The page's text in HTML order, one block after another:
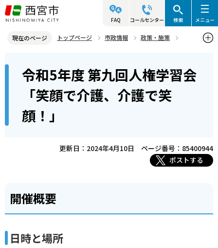
こ
の
ジ
す
FAQ コールセンター 検索 メニュー
現在のページ トップページ 市政情報
政策・施策
過去の人権学習会
令和5年度 第九回人権学習会「笑顔で介護、介護で笑顔！」
ら
令和5年度 第九回人権学習会
「笑顔で介護、介護で笑
顔！」
更新日：2024年4月10日
ページ番号：85400944
ポストする
開催概要
日時と場所